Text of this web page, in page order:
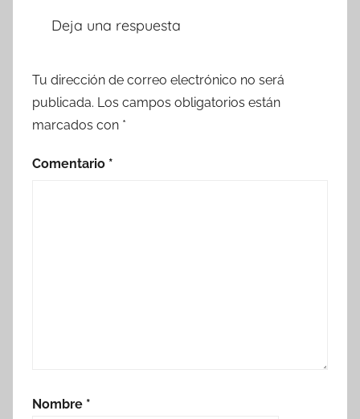
Deja una respuesta
Tu dirección de correo electrónico no será
publicada. Los campos obligatorios están
marcados con *
Comentario *
Nombre *